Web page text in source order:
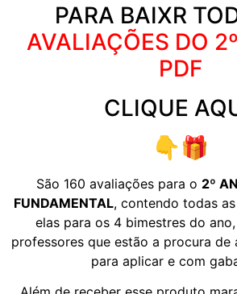
PARA BAIXR
AVALIAÇÕES DO
PDF
CLIQUE
👇🎁
São 160 avaliações para o 2º
FUNDAMENTAL, contendo todas
elas para os 4 bimestres do
professores que estão a procura de
para aplicar e com